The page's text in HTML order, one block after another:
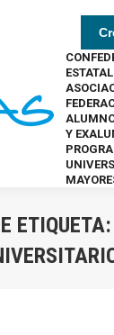
Y
ETIQUETA: